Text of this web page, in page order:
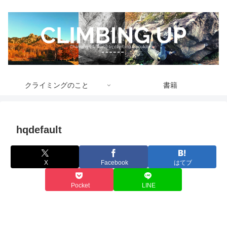
クライミングのこと 書籍
hqdefault
X Facebook はてブ
Pocket LINE